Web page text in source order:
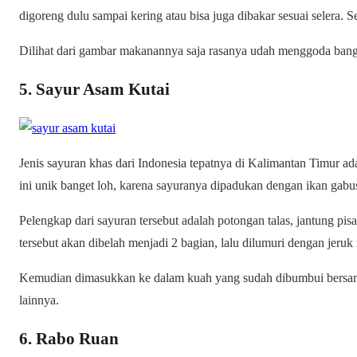
digoreng dulu sampai kering atau bisa juga dibakar sesuai selera.
Dilihat dari gambar makanannya saja rasanya udah menggoda
5. Sayur Asam Kutai
Jenis sayuran khas dari Indonesia tepatnya di Kalimantan Timur
ini unik banget loh, karena sayuranya dipadukan dengan ikan
Pelengkap dari sayuran tersebut adalah potongan talas, jantung
tersebut akan dibelah menjadi 2 bagian, lalu dilumuri dengan jeruk
Kemudian dimasukkan ke dalam kuah yang sudah dibumbui
lainnya.
6. Rabo Ruan